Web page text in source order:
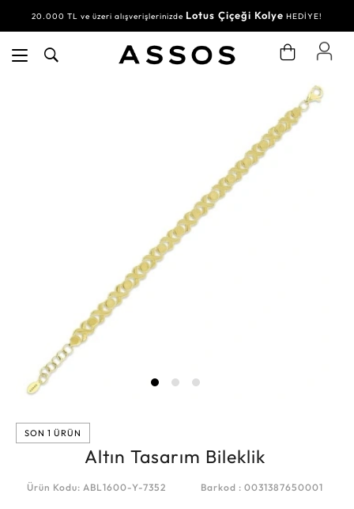
20.000 TL ve üzeri alışverişlerinizde Lotus Çiçeği Kolye HEDİYE!
SON 1 ÜRÜN
Altın Tasarım Bileklik
Ürün Kodu: ABL1600-Y-7352 Barkod : 0031387650001